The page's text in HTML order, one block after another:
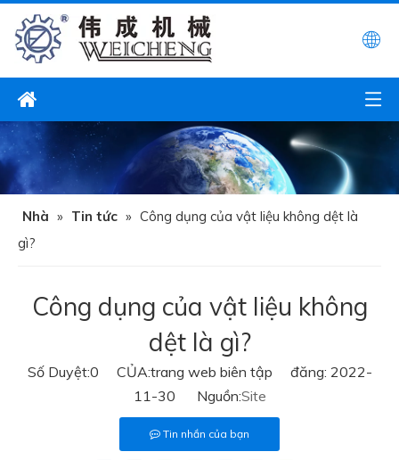
Nhà » Tin tức » Công dụng của vật liệu không dệt là
gì?
Công dụng của vật liệu không
dệt là gì?
Số Duyệt:0 CỦA:trang web biên tập đăng: 2022-
11-30 Nguồn:Site
Tin nhắn của bạn